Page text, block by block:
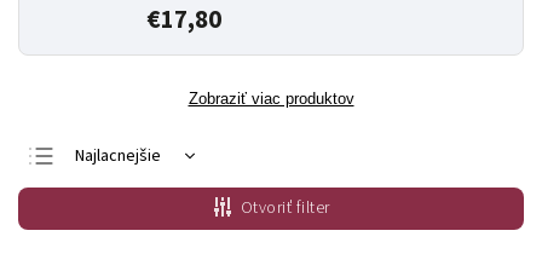
€17,80
Zobraziť viac produktov
Najlacnejšie
Najdrahšie
Najpredávanejšie
Otvoriť filter